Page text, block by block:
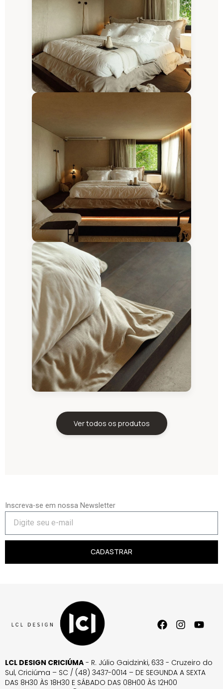
Ver todos os produtos
Inscreva-se em nossa Newsletter
CADASTRAR
LCL DESIGN CRICIÚMA - R. Júlio Gaidzinki, 633 - Cruzeiro do
Sul, Criciúma – SC / (48) 3437-0014 – DE SEGUNDA A SEXTA
DAS 8H30 ÀS 18H30 E SÁBADO DAS 08H00 ÀS 12H00